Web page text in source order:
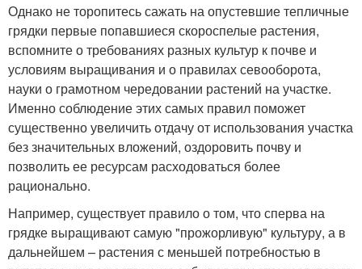
Однако не торопитесь сажать на опустевшие тепличные
грядки первые попавшиеся скороспелые растения,
вспомните о требованиях разных культур к почве и
условиям выращивания и о правилах севооборота,
науки о грамотном чередовании растений на участке.
Именно соблюдение этих самых правил поможет
существенно увеличить отдачу от использования участка
без значительных вложений, оздоровить почву и
позволить ее ресурсам расходоваться более
рационально.
Например, существует правило о том, что сперва на
грядке выращивают самую "прожорливую" культуру, а в
дальнейшем – растения с меньшей потребностью в